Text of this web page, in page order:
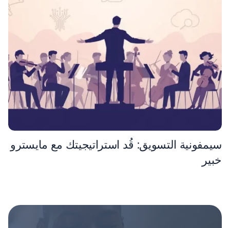
سيمفونية التسويق: قُد استراتيجيتك مع مايسترو
خبير